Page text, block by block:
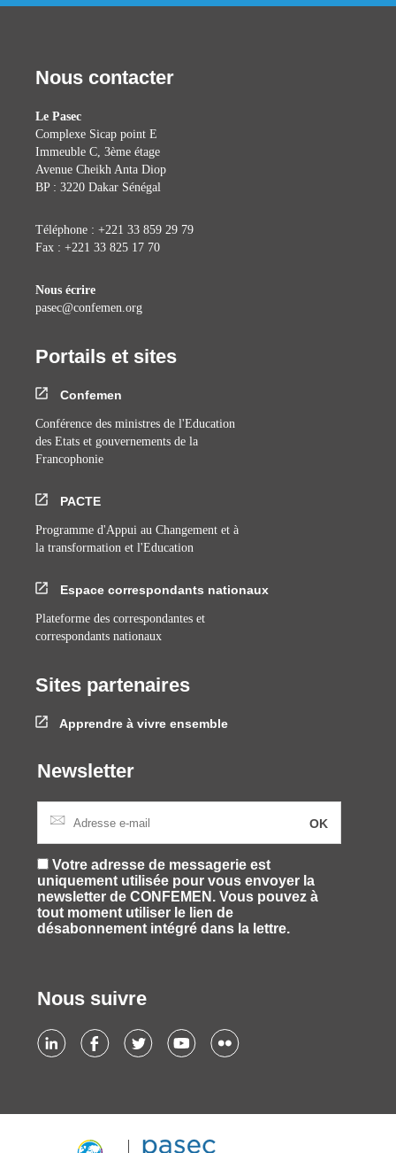
Nous contacter
Le Pasec
Complexe Sicap point E
Immeuble C, 3ème étage
Avenue Cheikh Anta Diop
BP : 3220 Dakar Sénégal
Téléphone : +221 33 859 29 79
Fax : +221 33 825 17 70
Nous écrire
pasec@confemen.org
Portails et sites
Confemen
Conférence des ministres de l'Education
des Etats et gouvernements de la
Francophonie
PACTE
Programme d'Appui au Changement et à
la transformation et l'Education
Espace correspondants nationaux
Plateforme des correspondantes et
correspondants nationaux
Sites partenaires
Apprendre à vivre ensemble
Newsletter
Votre adresse de messagerie est
uniquement utilisée pour vous envoyer la
newsletter de CONFEMEN. Vous pouvez à
tout moment utiliser le lien de
désabonnement intégré dans la lettre.
Nous suivre